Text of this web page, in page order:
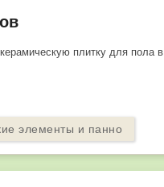
плитку для пола в
элементы и панно